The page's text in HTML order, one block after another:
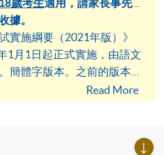
18歲考生適用 ，請家長事先
據。
實施綱要（2021年版）》
1月1日起正式實施，由語文
簡體字版本。之前的版本
使用，敬請留意。Read More